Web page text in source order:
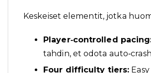
Keskeiset elementit, jotka
Player‑controlled
tahdin, et odota
Four difficulty tiers: